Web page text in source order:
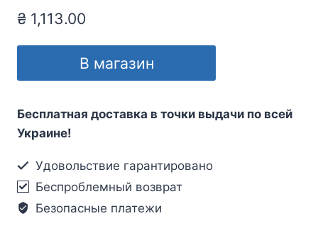
₴ 1,113.00
В магазин
Бесплатная доставка в точки выдачи по всей
Украине!
Удовольствие гарантировано
Беспроблемный возврат
Безопасные платежи